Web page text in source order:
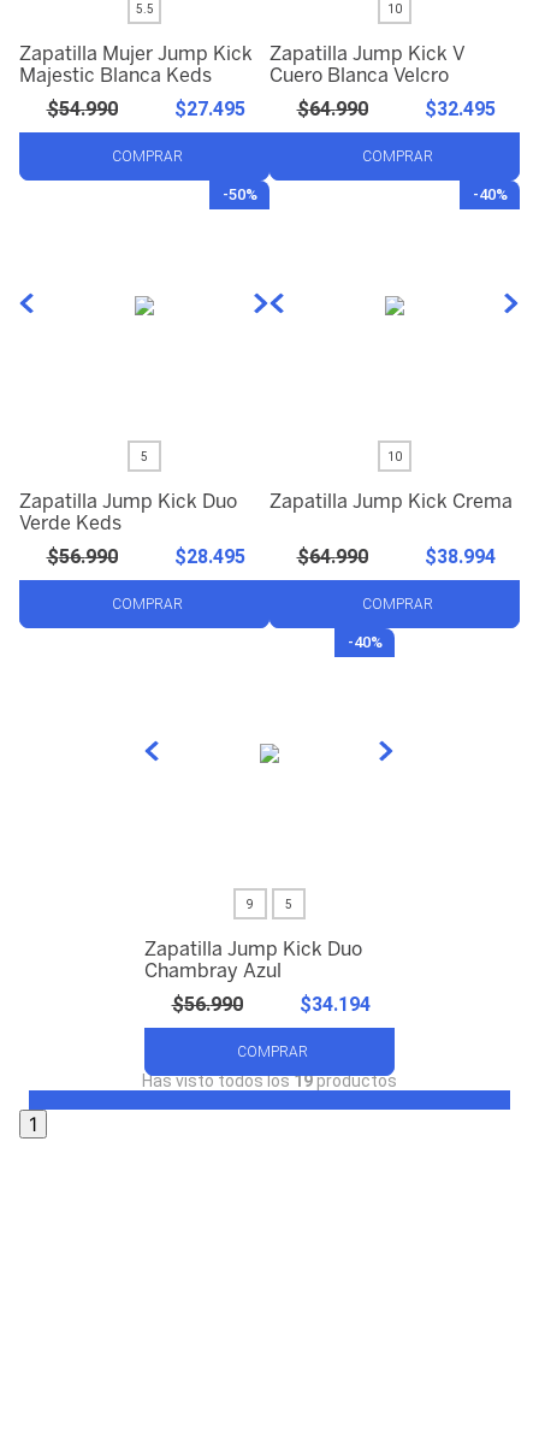
5.5
Zapatilla Mujer Jump Kick
Majestic Blanca Keds
$54.990 $27.495
COMPRAR
10
Zapatilla Jump Kick V
Cuero Blanca Velcro
$64.990 $32.495
COMPRAR
-50%
5
Zapatilla Jump Kick Duo
Verde Keds
$56.990 $28.495
COMPRAR
-40%
10
Zapatilla Jump Kick Crema
$64.990 $38.994
COMPRAR
-40%
9 5
Zapatilla Jump Kick Duo
Chambray Azul
$56.990 $34.194
COMPRAR
Has visto todos los19productos
1